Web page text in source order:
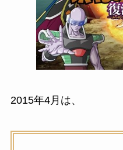
2015年4月は、